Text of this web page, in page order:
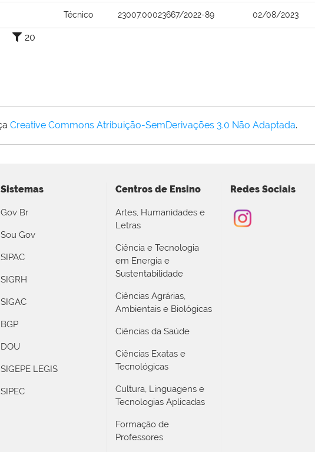
Técnico 23007.00023667/2022-89 02/08/2023
20
Creative Commons Atribuição-SemDerivações 3.0 Não Adaptada.
Sistemas
Gov Br
Sou Gov
SIPAC
SIGRH
SIGAC
BGP
DOU
SIGEPE LEGIS
SIPEC
Centros de Ensino
Artes, Humanidades e
Letras
Ciência e Tecnologia
em Energia e
Sustentabilidade
Ciências Agrárias,
Ambientais e Biológicas
Ciências da Saúde
Ciências Exatas e
Tecnológicas
Cultura, Linguagens e
Tecnologias Aplicadas
Formação de
Professores
Redes Sociais